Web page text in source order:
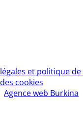
légales et politique
des cookies
Agence web Burkina